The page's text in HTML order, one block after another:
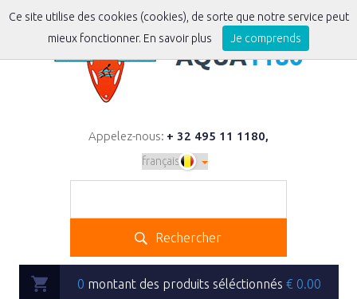
Appelez-nous: + 32 495 11 1180,
Rechercher
0 montant des produits séléctionnés € 0.00
Ce site utilise des cookies (cookies), de sorte que notre service peut
mieux fonctionner. En savoir plus Je comprends